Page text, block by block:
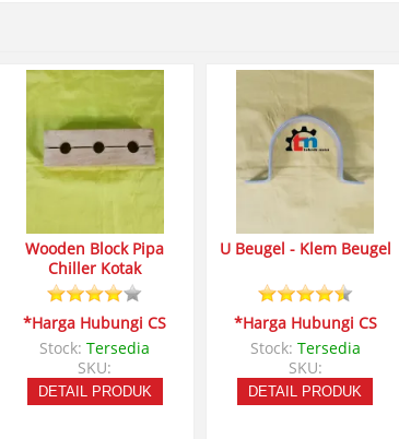
Wooden Block Pipa
Chiller Kotak
*Harga Hubungi CS
Stock:Tersedia
SKU:
DETAIL PRODUK
U Beugel - Klem Beugel
*Harga Hubungi CS
Stock: Tersedia
SKU:
DETAIL PRODUK